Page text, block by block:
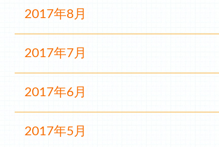
2017年8月
2017年7月
2017年6月
2017年5月